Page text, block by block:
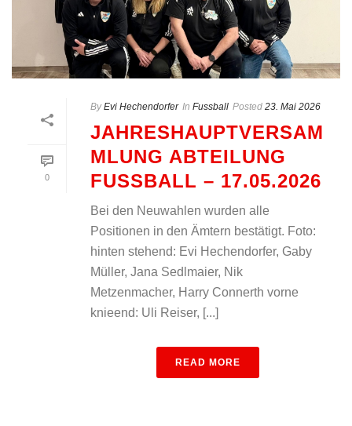
0
By Evi Hechendorfer In Fussball Posted 23. Mai 2026
JAHRESHAUPTVERSAM
MLUNG ABTEILUNG
FUSSBALL – 17.05.2026
Bei den Neuwahlen wurden alle
Positionen in den Ämtern bestätigt. Foto:
hinten stehend: Evi Hechendorfer, Gaby
Müller, Jana Sedlmaier, Nik
Metzenmacher, Harry Connerth vorne
knieend: Uli Reiser, [...]
READ MORE